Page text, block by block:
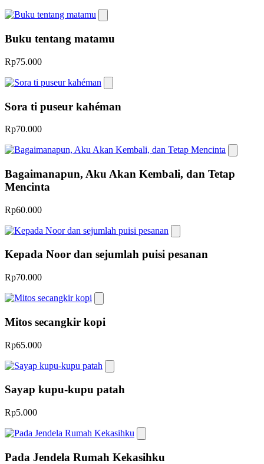
Buku tentang matamu
Rp75.000
Sora ti puseur kahéman
Rp70.000
Bagaimanapun, Aku Akan Kembali, dan Tetap
Mencinta
Rp60.000
Kepada Noor dan sejumlah puisi pesanan
Rp70.000
Mitos secangkir kopi
Rp65.000
Sayap kupu-kupu patah
Rp5.000
Pada Jendela Rumah Kekasihku